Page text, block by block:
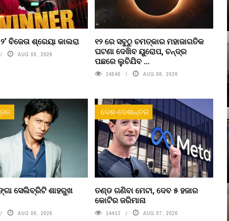
ବିଜେତା ଶ୍ରେୟା କାଲରା
AUG 06, 2026
୧୨ ରେ ସବୁଠୁ ଚମତ୍କାର ମହାଜାଗତିକ
ଘଟଣା ଦେଖିବ ୟୁରୋପ, ଚନ୍ଦ୍ର
ପଛରେ ଲୁଚିଯିବ ...
14540 AUG 08, 2026
ସେଲିବ୍ରିଟି ଶାହରୁଖ
AUG 06, 2026
ଦେଶ-ଦେଶାନ୍ତର
ତଣ୍ଡ ଗଣିବା ମେଟା, ଦେବ ୫ ହଜାର
କୋଟିର ଜରିମାନା
14413 AUG 07, 2026